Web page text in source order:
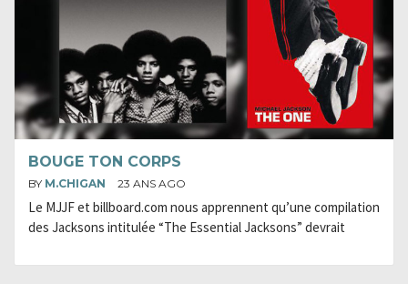
BOUGE TON CORPS
BY M.CHIGAN 23 ANS AGO
Le MJJF et billboard.com nous apprennent qu’une compilation
des Jacksons intitulée “The Essential Jacksons” devrait